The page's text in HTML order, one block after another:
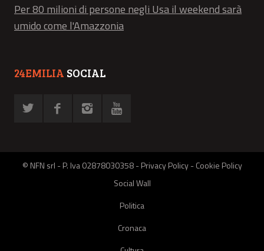
Per 80 milioni di persone negli Usa il weekend sarà
umido come l'Amazzonia
24EMILIA SOCIAL
© NFN srl - P. Iva 02878030358 -Privacy Policy-Cookie Policy
Social Wall
Politica
Cronaca